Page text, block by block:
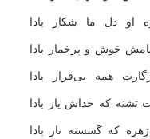
او دل ما شكار بادا
خوش و پرخمار بادا
همه بی‌قرار بادا
كه خداش یار بادا
كه گسسته تار بادا